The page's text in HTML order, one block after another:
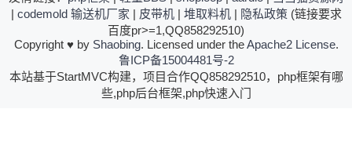
| codemold 输送机厂家 | 皮带机| 堆取料机| 隐私政策 (链接要求
百度pr>=1,QQ858292510)
Copyright ♥ by Shaobing. Licensed under theApache2 License.
鲁ICP备15004481号-2
本站基于StartMVC构建，项目合作QQ858292510，php框架有哪
些,php后台框架,php快速入门